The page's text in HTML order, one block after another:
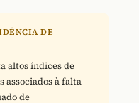
DE
altos índices de
associados à falta
de